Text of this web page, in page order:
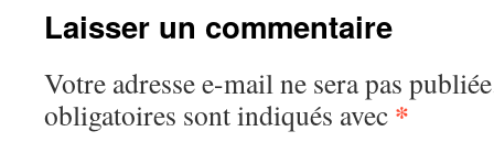
Laisser un commentaire
Votre adresse e-mail ne sera pas
obligatoires sont indiqués avec *